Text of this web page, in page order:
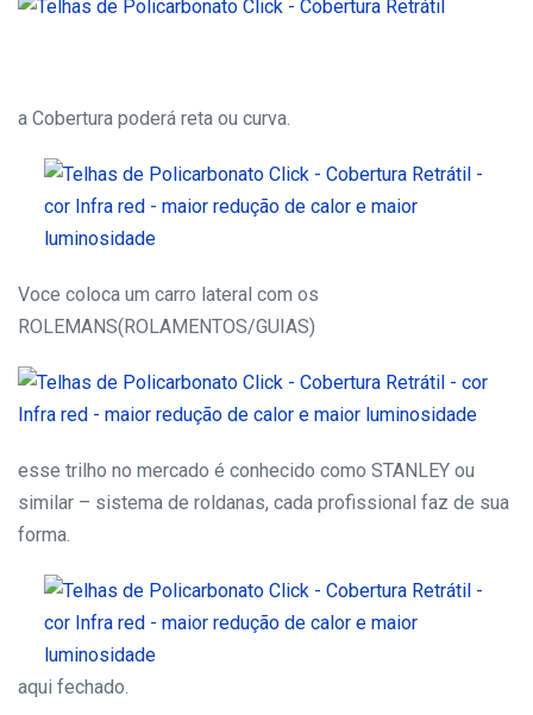
a Cobertura poderá reta ou curva.
Voce coloca um carro lateral com os
ROLEMANS(ROLAMENTOS/GUIAS)
esse trilho no mercado é conhecido como STANLEY ou
similar – sistema de roldanas, cada profissional faz de sua
forma.
aqui fechado.